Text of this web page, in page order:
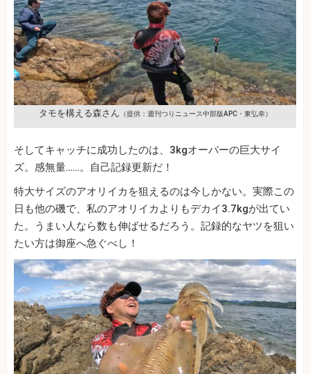
タモを構える森さん （提供：週刊つりニュース中部版APC・東弘幸）
そしてキャッチに成功したのは、3kgオーバーの巨大サイ
ズ。感無量……。自己記録更新だ！
特大サイズのアオリイカを狙えるのは今しかない。実際この
日も他の磯で、私のアオリイカよりもデカイ3.7kgが出てい
た。うまい人なら数も伸ばせるだろう。記録的なヤツを狙い
たい方は御座へ急ぐべし！